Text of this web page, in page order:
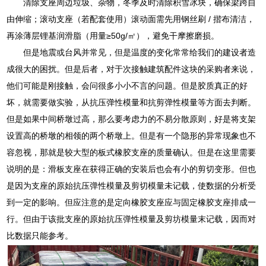
清除支座周边垃圾、杂物，冬季及时清除积雪冰块，确保梁跨自
由伸缩；滚动支座（若配套使用）滚动面需先用钢丝刷 / 揩布清洁，
再涂薄层锂基润滑脂（用量≥50g/㎡），避免干摩擦磨损。
但是地震或台风并常见，但是温度的变化常常给我们的建设者造
成很大的困扰。但是后者，对于次接触建筑配件这块的采购者来说，
他们可能是刚接触，会问很多小小不言的问题。但是胶质真正的好
坏，就需要做实验，从抗压弹性模量和抗剪弹性模量等方面去判断。
但是如果中间桥墩过高，那么要考虑力的不易分散原则，好是将支架
设置高的桥墩的相领的两个桥墩上。但是有一个隐形的异常现象也不
容忽视，那就是较大型的板式橡胶支座的质量确认。但是在这里需要
说明的是：滑板支座在获得正确的安装后也会有小的剪切变形。但也
是因为支座的原始抗压弹性模量及剪切模量未记载，使数据的分析受
到一定的影响。但应注意的是定向橡胶支座应与固定橡胶支座排成一
行。但由于该批支座的原始抗压弹性模量及剪坊模量末记载，因而对
比数据只能参考。